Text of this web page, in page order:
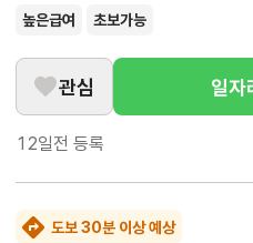
높은급여 초보가능
관심 일자
12일전 등록
도보 30분 이상 예상